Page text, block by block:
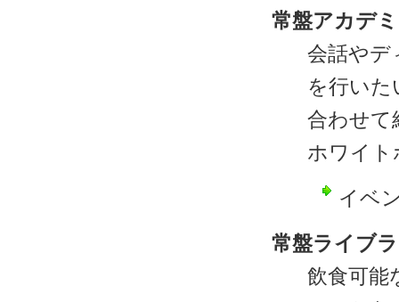
常盤アカデ
会話やデ
を行いた
合わせて
ホワイト
イベ
常盤ライブ
飲食可能